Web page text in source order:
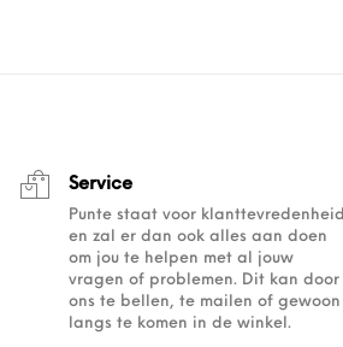
Service
Punte staat voor klanttevredenheid
en zal er dan ook alles aan doen
om jou te helpen met al jouw
vragen of problemen. Dit kan door
ons te bellen, te mailen of gewoon
langs te komen in de winkel.